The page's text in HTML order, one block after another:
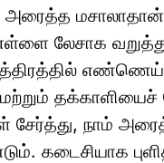
மசாலாதான்
லேசாக
எண்ணெய்
சேர்த்து, நாம்
கடைசியாக